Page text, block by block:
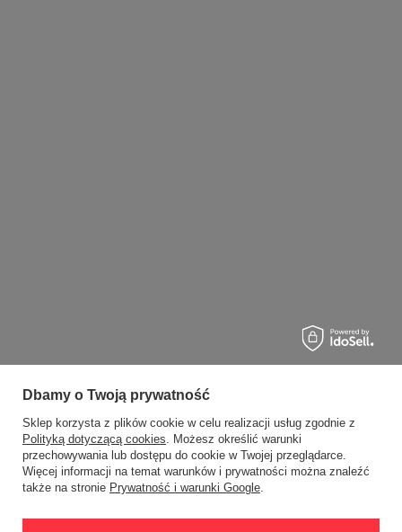
Dbamy o Twoją prywatność
Sklep korzysta z plików cookie w celu realizacji usług zgodnie z
Polityką dotyczącą cookies. Możesz określić warunki
przechowywania lub dostępu do cookie w Twojej przeglądarce.
Więcej informacji na temat warunków i prywatności można znaleźć
także na stronie Prywatność i warunki Google.